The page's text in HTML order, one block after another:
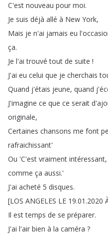
C'est nouveau pour moi.
Je suis déjà allé à New York,
Mais je n'ai jamais eu
ça.
Je l'ai trouvé tout de suite !
J'ai eu celui que je cherchais
Quand j'étais jeune, quand
J'imagine ce que ce serait
originale,
Certaines chansons me font
rafraichissant'
Ou 'C'est vraiment intéressant,
comme ça aussi.'
J'ai acheté 5 disques.
[LOS ANGELES LE 19.01.2020
Il est temps de se préparer.
J'ai l'air bien à la caméra ?